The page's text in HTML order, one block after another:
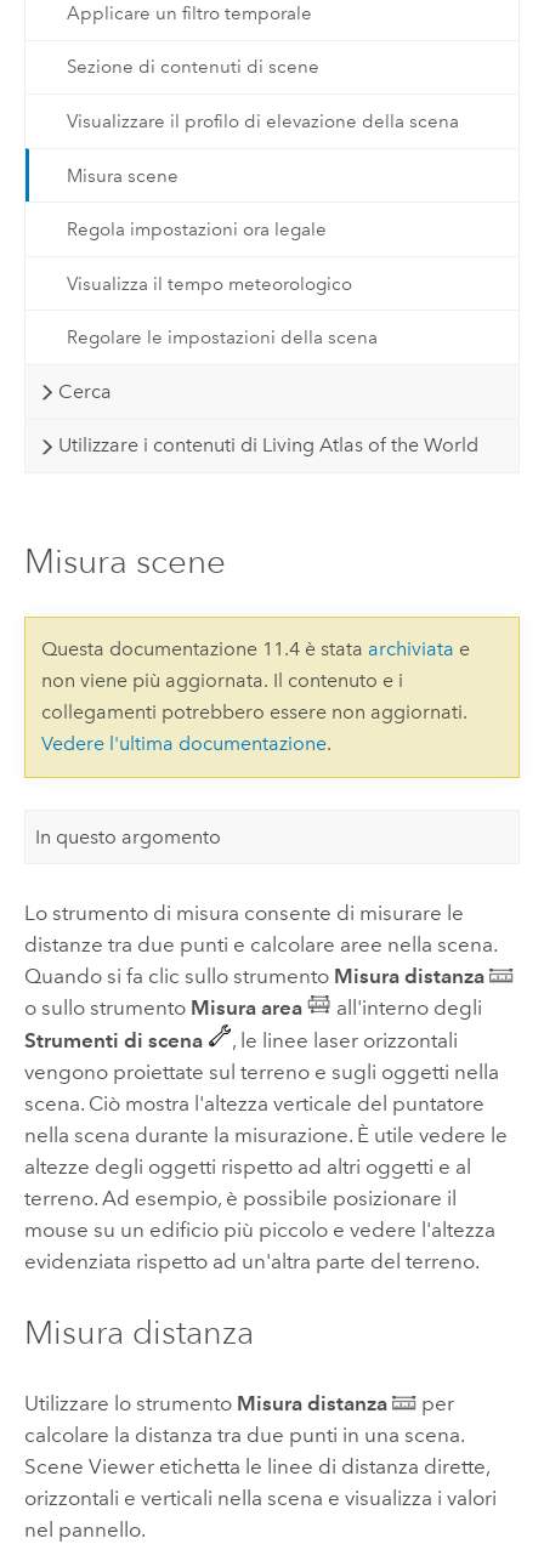
Applicare un filtro temporale
Sezione di contenuti di scene
Visualizzare il profilo di elevazione della scena
Misura scene
Regola impostazioni ora legale
Visualizza il tempo meteorologico
Regolare le impostazioni della scena
Cerca
Utilizzare i contenuti di Living Atlas of the World
Misura scene
Questa documentazione 11.4 è stata archiviata e
non viene più aggiornata. Il contenuto e i
collegamenti potrebbero essere non aggiornati.
Vedere l'ultima documentazione.
In questo argomento
Lo strumento di misura consente di misurare le
distanze tra due punti e calcolare aree nella scena.
Quando si fa clic sullo strumento Misura distanza
o sullo strumento Misura area
all'interno degli
Strumenti di scena
, le linee laser orizzontali
vengono proiettate sul terreno e sugli oggetti nella
scena. Ciò mostra l'altezza verticale del puntatore
nella scena durante la misurazione. È utile vedere le
altezze degli oggetti rispetto ad altri oggetti e al
terreno. Ad esempio, è possibile posizionare il
mouse su un edificio più piccolo e vedere l'altezza
evidenziata rispetto ad un'altra parte del terreno.
Misura distanza
Utilizzare lo strumento Misura distanza
per
calcolare la distanza tra due punti in una scena.
Scene Vieweretichetta le linee di distanza dirette,
orizzontali e verticali nella scena e visualizza i valori
nel pannello.